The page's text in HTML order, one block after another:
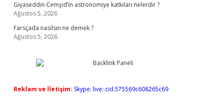
Gıyaseddin Cemşid’in astronomiye katkıları nelerdir ?
Ağustos 5, 2026
Farsçada nasılsın ne demek ?
Ağustos 5, 2026
Reklam ve İletişim: Skype: live:.cid.575569c608265c69